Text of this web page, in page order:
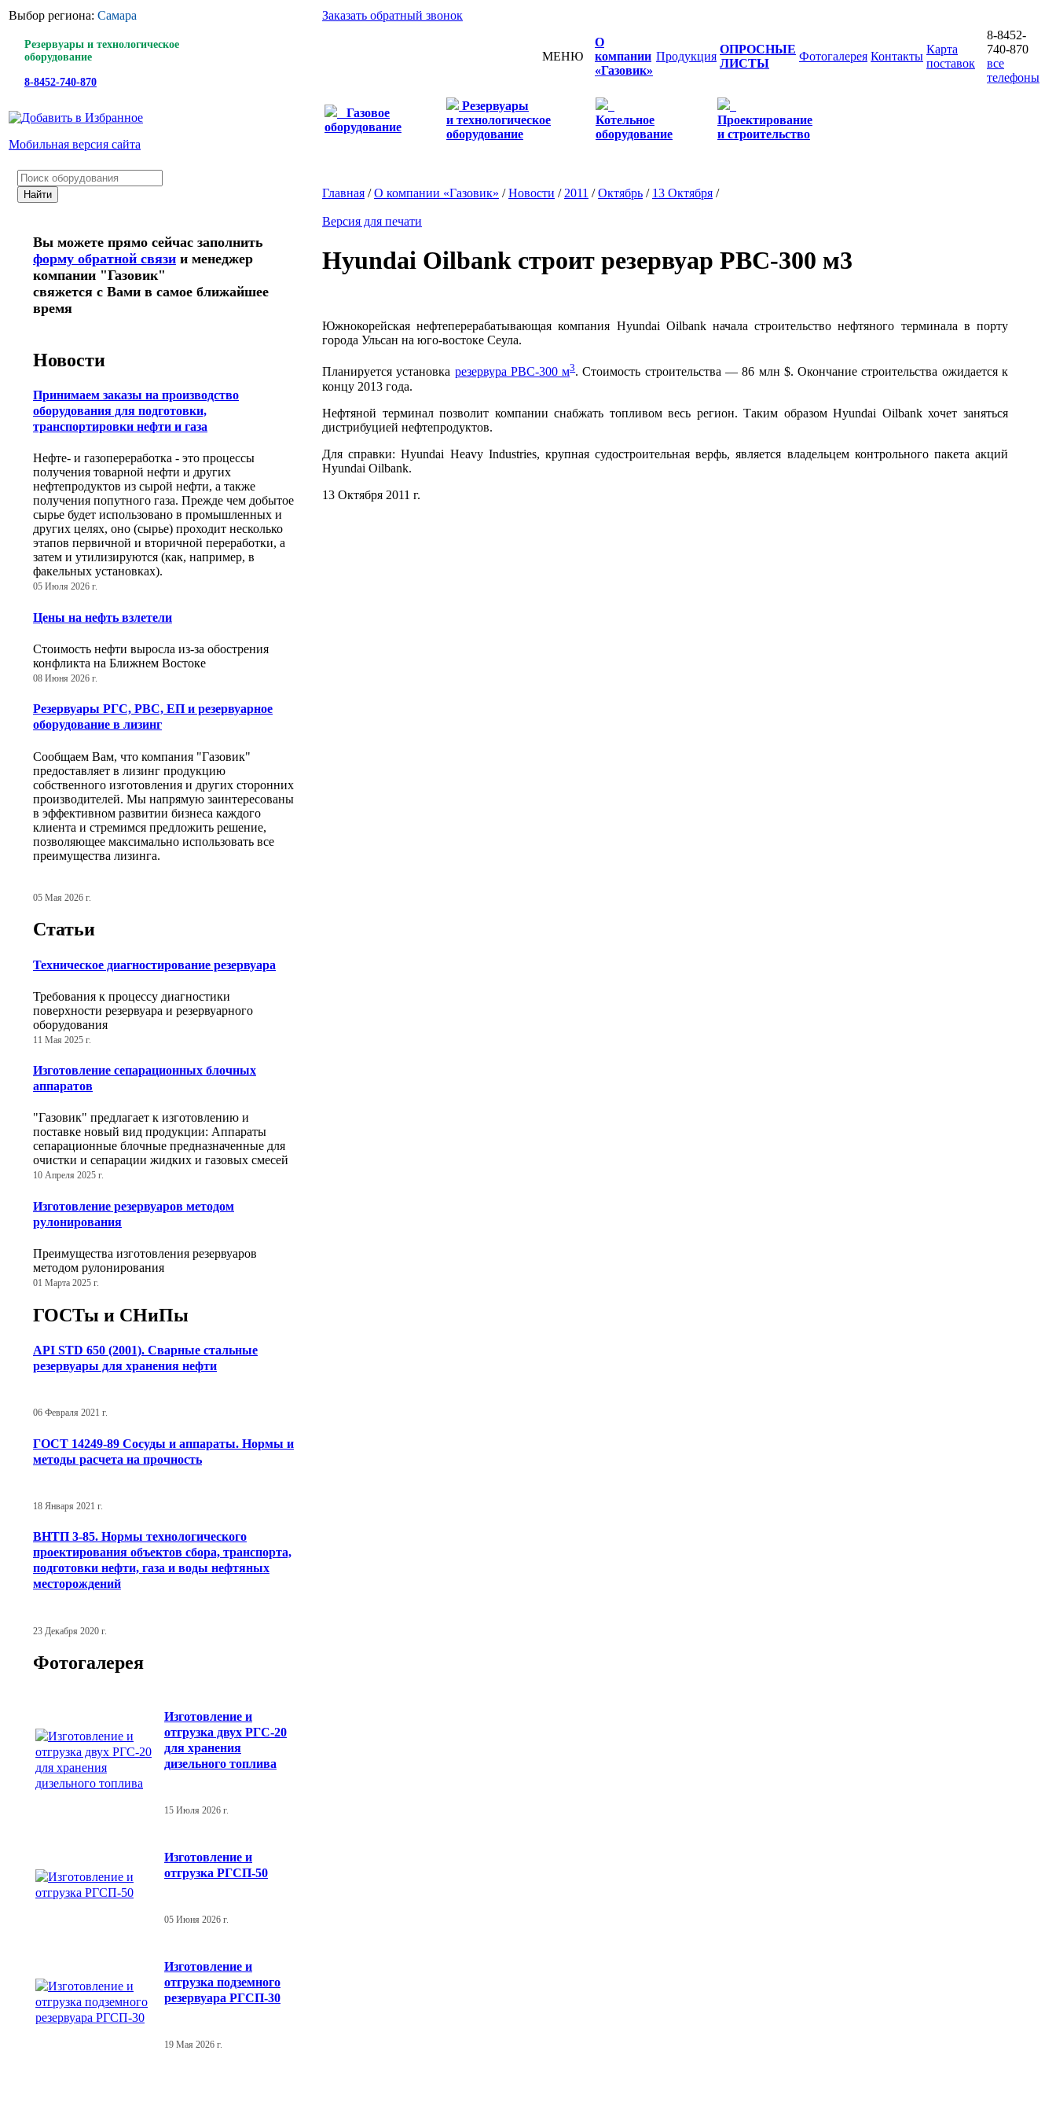
Выбор региона: Самара
Резервуары и технологическое
оборудование
8-8452-740-870
Мобильная версия сайта
Заказать обратный звонок
МЕНЮ
О
компании
«Газовик»
Продукция
ОПРОСНЫЕ
ЛИСТЫ
Фотогалерея Контакты
Карта
поставок
8-8452-
740-870
все
телефоны
Газовое
оборудование
Резервуары
и технологическое
оборудование
Котельное
оборудование
Проектирование
и строительство
Вы можете прямо сейчас заполнить
форму обратной связи и менеджер
компании "Газовик"
свяжется с Вами в самое ближайшее
время
Новости
Принимаем заказы на производство
оборудования для подготовки,
транспортировки нефти и газа
Нефте- и газопереработка - это процессы
получения товарной нефти и других
нефтепродуктов из сырой нефти, а также
получения попутного газа. Прежде чем добытое
сырье будет использовано в промышленных и
других целях, оно (сырье) проходит несколько
этапов первичной и вторичной переработки, а
затем и утилизируются (как, например, в
факельных установках).
05 Июля 2026 г.
Цены на нефть взлетели
Стоимость нефти выросла из-за обострения
конфликта на Ближнем Востоке
08 Июня 2026 г.
Резервуары РГС, РВС, ЕП и резервуарное
оборудование в лизинг
Сообщаем Вам, что компания "Газовик"
предоставляет в лизинг продукцию
собственного изготовления и других сторонних
производителей. Мы напрямую заинтересованы
в эффективном развитии бизнеса каждого
клиента и стремимся предложить решение,
позволяющее максимально использовать все
преимущества лизинга.
05 Мая 2026 г.
Статьи
Техническое диагностирование резервуара
Требования к процессу диагностики
поверхности резервуара и резервуарного
оборудования
11 Мая 2025 г.
Изготовление сепарационных блочных
аппаратов
"Газовик" предлагает к изготовлению и
поставке новый вид продукции: Аппараты
сепарационные блочные предназначенные для
очистки и сепарации жидких и газовых смесей
10 Апреля 2025 г.
Изготовление резервуаров методом
рулонирования
Преимущества изготовления резервуаров
методом рулонирования
01 Марта 2025 г.
ГОСТы и СНиПы
API STD 650 (2001). Сварные стальные
резервуары для хранения нефти
06 Февраля 2021 г.
ГОСТ 14249-89 Сосуды и аппараты. Нормы и
методы расчета на прочность
18 Января 2021 г.
ВНТП 3-85. Нормы технологического
проектирования объектов сбора, транспорта,
подготовки нефти, газа и воды нефтяных
месторождений
23 Декабря 2020 г.
Фотогалерея
Изготовление и
отгрузка двух РГС-20
для хранения
дизельного топлива
15 Июля 2026 г.
Изготовление и
отгрузка РГСП-50
05 Июня 2026 г.
Изготовление и
отгрузка подземного
резервуара РГСП-30
19 Мая 2026 г.
Главная /О компании «Газовик» /Новости / 2011 /Октябрь / 13 Октября /
Версия для печати
Hyundai Oilbank строит резервуар РВС-300 м3
Южнокорейская нефтеперерабатывающая компания Hyundai Oilbank начала строительство нефтяного терминала в порту
города Ульсан на юго-востоке Сеула.
Планируется установка резервура РВС-300 м3. Стоимость строительства — 86 млн $. Окончание строительства ожидается к
концу 2013 года.
Нефтяной терминал позволит компании снабжать топливом весь регион. Таким образом Hyundai Oilbank хочет заняться
дистрибуцией нефтепродуктов.
Для справки: Hyundai Heavy Industries, крупная судостроительная верфь, является владельцем контрольного пакета акций
Hyundai Oilbank.
13 Октября 2011 г.